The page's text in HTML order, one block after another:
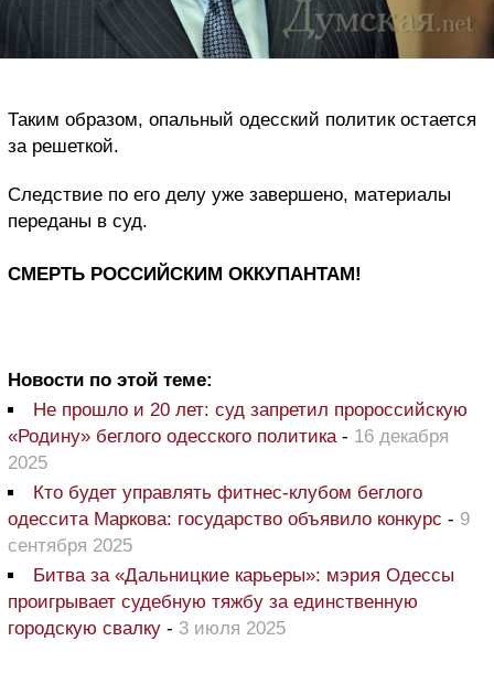
Таким образом, опальный одесский политик остается
за решеткой.
Следствие по его делу уже завершено, материалы
переданы в суд.
СМЕРТЬ РОССИЙСКИМ ОККУПАНТАМ!
Новости по этой теме:
Не прошло и 20 лет: суд запретил пророссийскую
«Родину» беглого одесского политика - 16 декабря
2025
Кто будет управлять фитнес-клубом беглого
одессита Маркова: государство объявило конкурс - 9
сентября 2025
Битва за «Дальницкие карьеры»: мэрия Одессы
проигрывает судебную тяжбу за единственную
городскую свалку - 3 июля 2025